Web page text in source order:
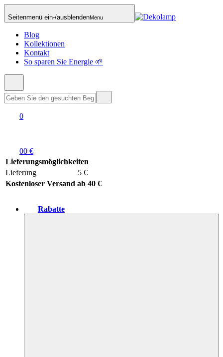
Seitenmenü ein-/ausblendenMenu
Blog
Kollektionen
Kontakt
So sparen Sie Energie 🌱
0
00 €
Lieferungsmöglichkeiten
Lieferung
5 €
Kostenloser Versand ab 40 €
Rabatte